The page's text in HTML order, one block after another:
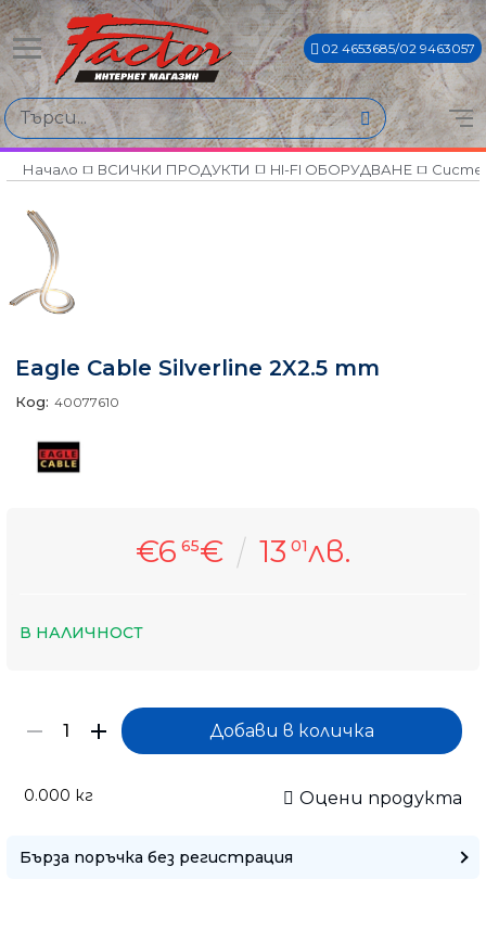
02 4653685/02 9463057
Начало ВСИЧКИ ПРОДУКТИ HI-FI ОБОРУДВАНЕ
Eagle Cable Silverline 2X2.5 mm
Код: 40077610
€6 65€ 13 01лв.
В НАЛИЧНОСТ
0.000 кг Оцени продукта
Бърза поръчка без регистрация